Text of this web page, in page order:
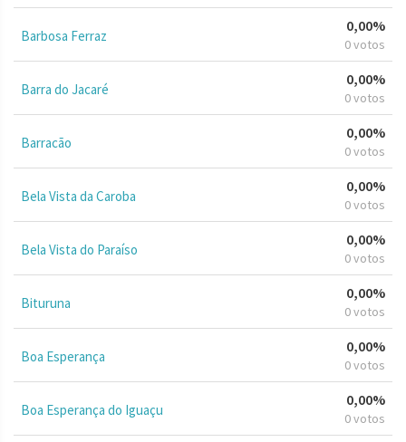
Barbosa Ferraz
0,00%
0 votos
Barra do Jacaré
0,00%
0 votos
Barracão
0,00%
0 votos
Bela Vista da Caroba
0,00%
0 votos
Bela Vista do Paraíso
0,00%
0 votos
Bituruna
0,00%
0 votos
Boa Esperança
0,00%
0 votos
Boa Esperança do Iguaçu
0,00%
0 votos